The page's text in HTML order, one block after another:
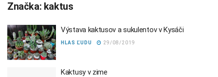
Značka: kaktus
Výstava kaktusov a sukulentov v Kysáči
HLAS ĽUDU 29/08/2019
Kaktusy v zime